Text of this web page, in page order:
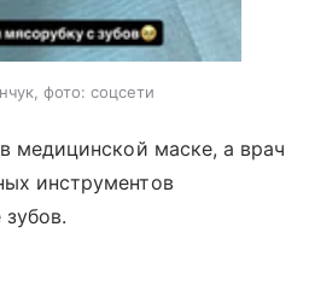
фото: соцсети
медицинской маске, а врач
инструментов